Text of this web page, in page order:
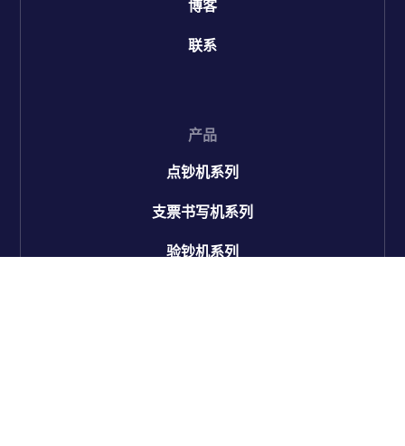
博客
联系
产品
点钞机系列
支票书写机系列
验钞机系列